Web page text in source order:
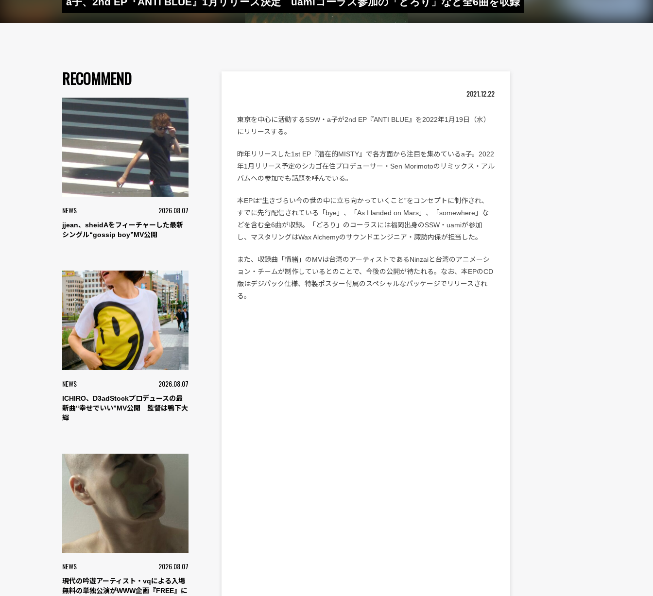
RECOMMEND
NEWS 2026.08.07
jjean、sheidAをフィーチャーした最新
シングル“gossip boy”MV公開
NEWS 2026.08.07
ICHIRO、D3adStockプロデュースの最
新曲“幸せでいい”MV公開 監督は鴨下大
輝
NEWS 2026.08.07
現代の吟遊アーティスト・vqによる入場
無料の単独公演がWWW企画『FREE』に
2021.12.22
東京を中心に活動するSSW・a子が2nd EP『ANTI BLUE』を2022年1月19日（水）
にリリースする。
昨年リリースした1st EP『潜在的MISTY』で各方面から注目を集めているa子。2022
年1月リリース予定のシカゴ在住プロデューサー・Sen Morimotoのリミックス・アル
バムへの参加でも話題を呼んでいる。
本EPは“生きづらい今の世の中に立ち向かっていくこと”をコンセプトに制作され、
すでに先行配信されている「bye」、「As I landed on Mars」、「somewhere」な
どを含む全6曲が収録。「どろり」のコーラスには福岡出身のSSW・uamiが参加
し、マスタリングはWax Alchemyのサウンドエンジニア・諏訪内保が担当した。
また、収録曲「情緒」のMVは台湾のアーティストであるNinzaiと台湾のアニメーシ
ョン・チームが制作しているとのことで、今後の公開が待たれる。なお、本EPのCD
版はデジパック仕様、特製ポスター付属のスペシャルなパッケージでリリースされ
る。